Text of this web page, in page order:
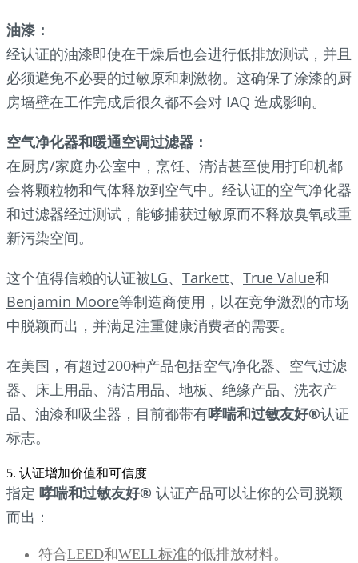
油漆：
经认证的油漆即使在干燥后也会进行低排放测试，并且
必须避免不必要的过敏原和刺激物。这确保了涂漆的厨
房墙壁在工作完成后很久都不会对 IAQ 造成影响。
空气净化器和暖通空调过滤器：
在厨房/家庭办公室中，烹饪、清洁甚至使用打印机都
会将颗粒物和气体释放到空气中。经认证的空气净化器
和过滤器经过测试，能够捕获过敏原而不释放臭氧或重
新污染空间。
这个值得信赖的认证被LG、 Tarkett、 True Value和
Benjamin Moore等制造商使用，以在竞争激烈的市场
中脱颖而出，并满足注重健康消费者的需要。
在美国，有超过200种产品包括空气净化器、空气过滤
器、床上用品、清洁用品、地板、绝缘产品、洗衣产
品、油漆和吸尘器，目前都带有哮喘和过敏友好®认证
标志。
5. 认证增加价值和可信度
指定 哮喘和过敏友好® 认证产品可以让你的公司脱颖
而出：
符合LEED和WELL标准的低排放材料。